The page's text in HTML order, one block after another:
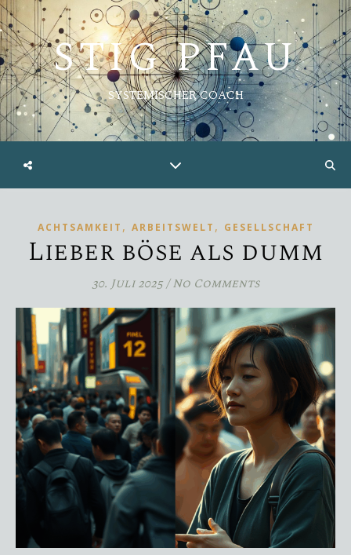
STIG PFAU
SYSTEMISCHER COACH
ACHTSAMKEIT , ARBEITSWELT , GESELLSCHAFT
Lieber böse als dumm
30. Juli 2025/ No Comments